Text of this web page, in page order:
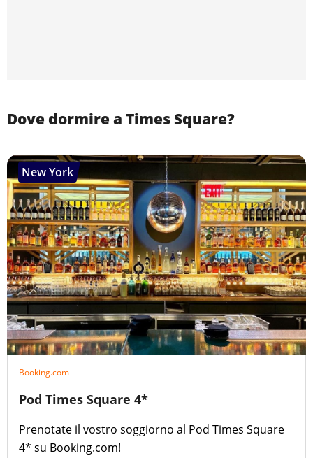
Dove dormire a Times Square?
New York
Booking.com
Pod Times Square 4*
Prenotate il vostro soggiorno al Pod Times Square
4* su Booking.com!